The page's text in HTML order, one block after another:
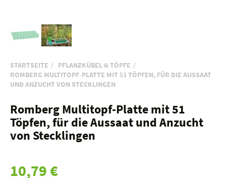
STARTSEITE
PFLANZKÜBEL & TÖPFE
ROMBERG MULTITOPF-PLATTE MIT 51 TÖPFEN, FÜR DIE AUSSAAT
UND ANZUCHT VON STECKLINGEN
Romberg Multitopf-Platte mit 51
Töpfen, für die Aussaat und Anzucht
von Stecklingen
10,79 €